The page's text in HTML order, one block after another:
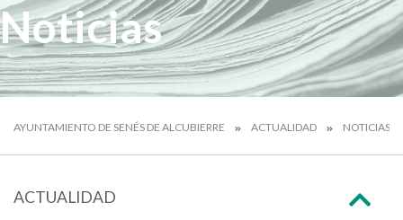
Noticias
AYUNTAMIENTO DE SENÉS DE ALCUBIERRE ACTUALIDAD NOTICIAS
ACTUALIDAD